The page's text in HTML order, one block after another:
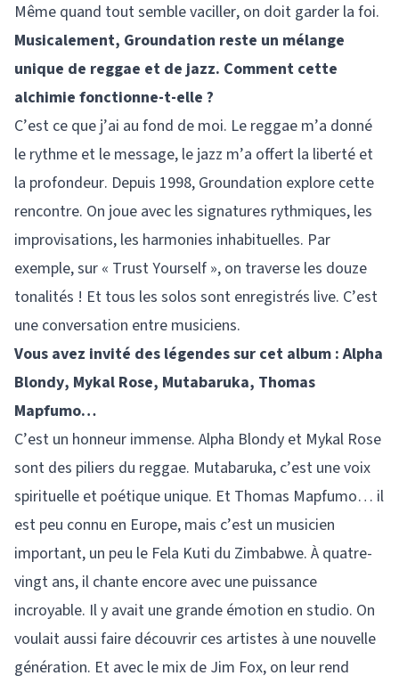
Même quand tout semble vaciller, on doit garder la foi.
Musicalement, Groundation reste un mélange
unique de reggae et de jazz. Comment cette
alchimie fonctionne-t-elle ?
C’est ce que j’ai au fond de moi. Le reggae m’a donné
le rythme et le message, le jazz m’a offert la liberté et
la profondeur. Depuis 1998, Groundation explore cette
rencontre. On joue avec les signatures rythmiques, les
improvisations, les harmonies inhabituelles. Par
exemple, sur « Trust Yourself », on traverse les douze
tonalités ! Et tous les solos sont enregistrés live. C’est
une conversation entre musiciens.
Vous avez invité des légendes sur cet album : Alpha
Blondy, Mykal Rose, Mutabaruka, Thomas
Mapfumo…
C’est un honneur immense. Alpha Blondy et Mykal Rose
sont des piliers du reggae. Mutabaruka, c’est une voix
spirituelle et poétique unique. Et Thomas Mapfumo… il
est peu connu en Europe, mais c’est un musicien
important, un peu le Fela Kuti du Zimbabwe. À quatre-
vingt ans, il chante encore avec une puissance
incroyable. Il y avait une grande émotion en studio. On
voulait aussi faire découvrir ces artistes à une nouvelle
génération. Et avec le mix de Jim Fox, on leur rend